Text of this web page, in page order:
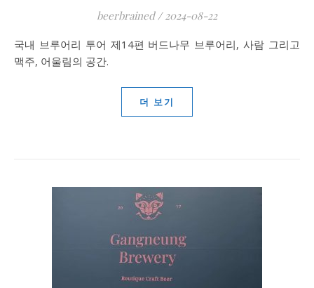
beerbrained / 2024-08-22
국내 브루어리 투어 제14편 버드나무 브루어리, 사람 그리고
맥주, 어울림의 공간.
더 보기